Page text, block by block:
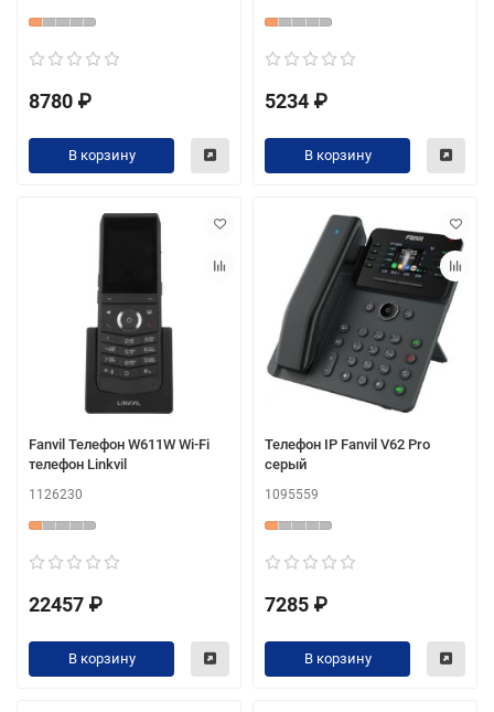
8780 ₽
В корзину
5234 ₽
В корзину
Fanvil Телефон W611W Wi-Fi
телефон Linkvil
1126230
22457 ₽
В корзину
Телефон IP Fanvil V62 Pro
серый
1095559
7285 ₽
В корзину